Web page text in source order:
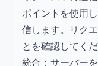
ポイントを使用
信します。リク
とを確認してくだ
統合：サーバー